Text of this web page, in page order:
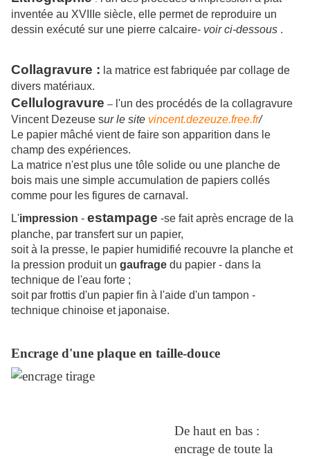
inventée au XVIIIe siècle, elle permet de reproduire un
dessin exécuté sur une pierre calcaire- voir ci-dessous .
Collagravure : la matrice est fabriquée par collage de
divers matériaux.
Cellulogravure – l'un des procédés de la collagravure
Vincent Dezeuse sur le site vincent.dezeuze.free.fr/
Le papier mâché vient de faire son apparition dans le
champ des expériences.
La matrice n'est plus une tôle solide ou une planche de
bois mais une simple accumulation de papiers collés
comme pour les figures de carnaval.
L'impression - estampage -se fait après encrage de la
planche, par transfert sur un papier,
soit à la presse, le papier humidifié recouvre la planche et
la pression produit un gaufrage du papier - dans la
technique de l'eau forte ;
soit par frottis d'un papier fin à l'aide d'un tampon -
technique chinoise et japonaise.
Encrage d'une plaque en taille-douce
De haut en bas :
encrage de toute la